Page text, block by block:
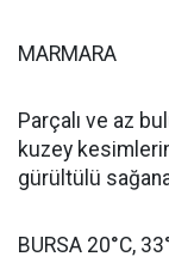
MARMARA
Parçalı ve az
kuzey
gürültülü
BURSA 20°C,